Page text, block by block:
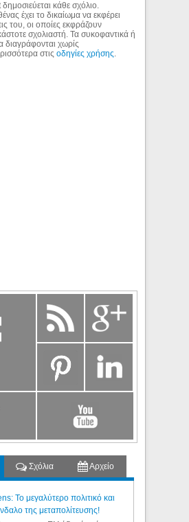
κάθε σχόλιο.
έχει το δικαίωμα να εκφέρει
του, οι οποίες εκφράζουν
σχολιαστή. Τα συκοφαντικά ή
διαγράφονται χωρίς
στιςοδηγίες χρήσης.
Σχόλια Αρχείο
Το μεγαλύτερο πολιτικό και
της μεταπολίτευσης!